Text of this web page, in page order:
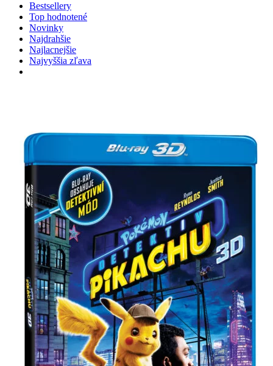
Bestsellery
Top hodnotené
Novinky
Najdrahšie
Najlacnejšie
Najvyššia zľava